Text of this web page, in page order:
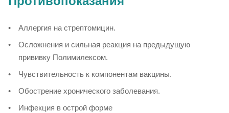
Аллергия на стрептомицин.
Осложнения и сильная реакция на предыдущую
прививку Полимилексом.
Чувствительность к компонентам вакцины.
Обострение хронического заболевания.
Инфекция в острой форме